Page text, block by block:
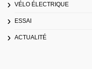
VÉLO ÉLECTRIQUE
ESSAI
ACTUALITÉ